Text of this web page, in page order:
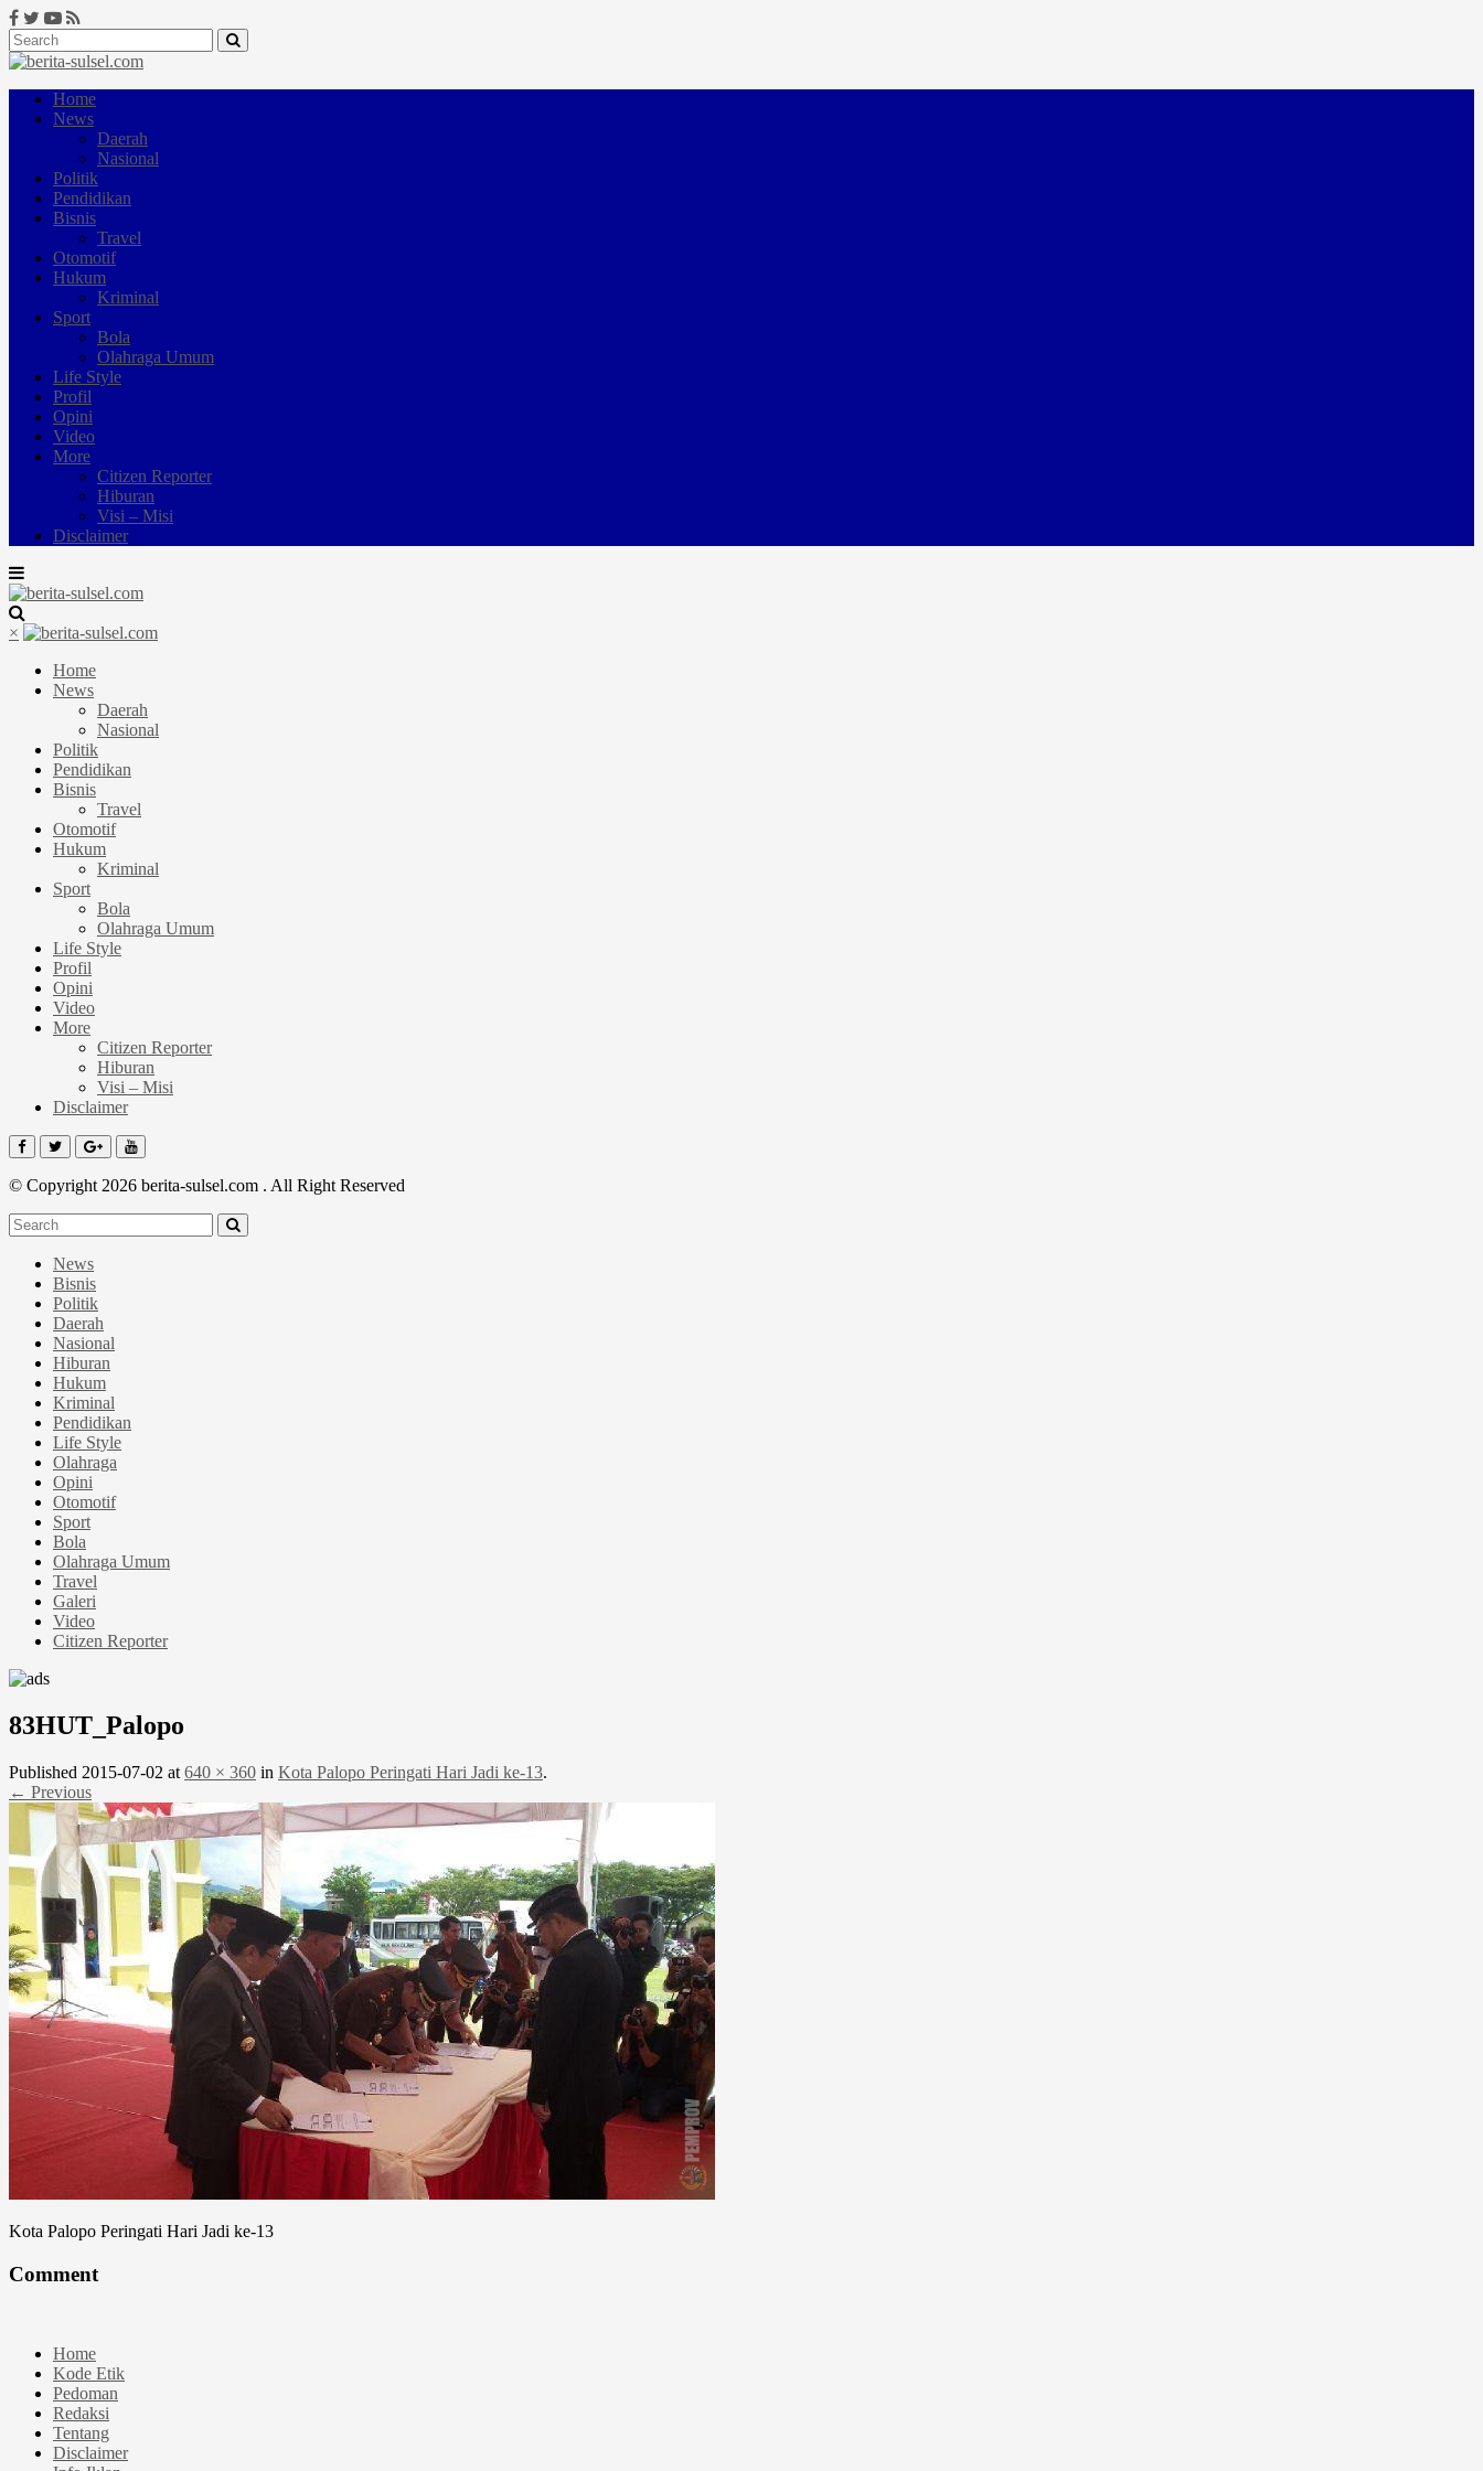
Home
News
Daerah
Nasional
Politik
Pendidikan
Bisnis
Travel
Otomotif
Hukum
Kriminal
Sport
Bola
Olahraga Umum
Life Style
Profil
Opini
Video
More
Citizen Reporter
Hiburan
Visi – Misi
Disclaimer
×
Home
News
Daerah
Nasional
Politik
Pendidikan
Bisnis
Travel
Otomotif
Hukum
Kriminal
Sport
Bola
Olahraga Umum
Life Style
Profil
Opini
Video
More
Citizen Reporter
Hiburan
Visi – Misi
Disclaimer
© Copyright 2026 berita-sulsel.com . All Right Reserved
News
Bisnis
Politik
Daerah
Nasional
Hiburan
Hukum
Kriminal
Pendidikan
Life Style
Olahraga
Opini
Otomotif
Sport
Bola
Olahraga Umum
Travel
Galeri
Video
Citizen Reporter
83HUT_Palopo
Published 2015-07-02 at 640 × 360 in Kota Palopo Peringati Hari Jadi ke-13.
← Previous
Kota Palopo Peringati Hari Jadi ke-13
Comment
Home
Kode Etik
Pedoman
Redaksi
Tentang
Disclaimer